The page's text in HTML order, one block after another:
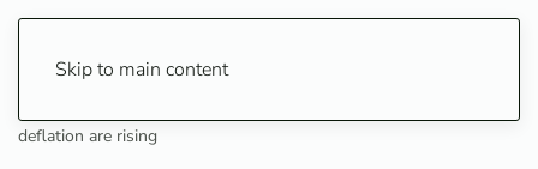
Skip to main content
deflation are rising